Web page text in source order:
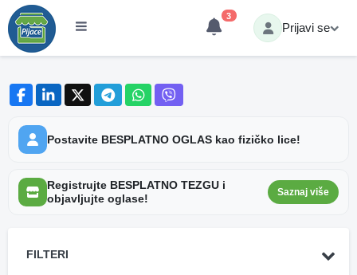
3
Prijavi se
Postavite BESPLATNO OGLAS kao fizičko lice!
Registrujte BESPLATNO TEZGU i
objavljujte oglase!
Saznaj više
FILTERI